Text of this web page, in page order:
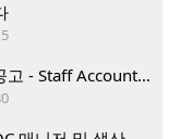
[서북미 H마트 본부] 재무회계팀 채용 공고 - Staff Accountant